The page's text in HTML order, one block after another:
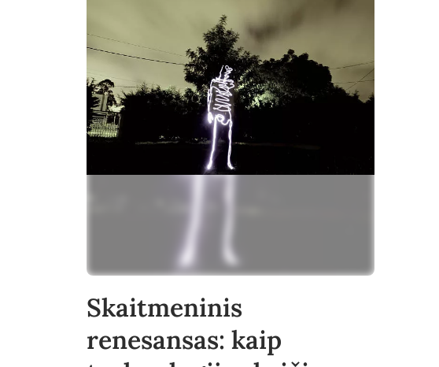
Skaitmeninis
renesansas: kaip